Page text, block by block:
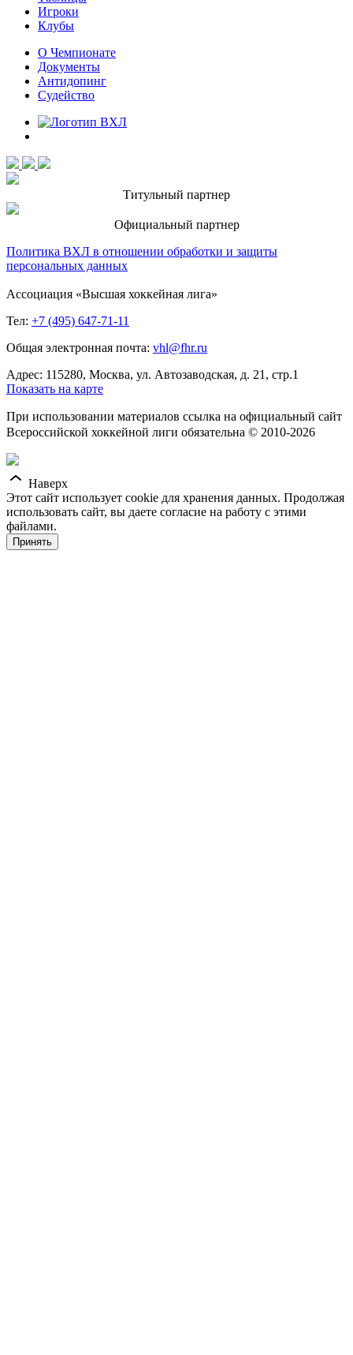
Игроки
Клубы
О Чемпионате
Документы
Антидопинг
Судейство
Титульный партнер
Официальный партнер
Политика ВХЛ в отношении обработки и защиты
персональных данных
Ассоциация «Высшая хоккейная лига»
Тел: +7 (495) 647-71-11
Общая электронная почта: vhl@fhr.ru
Адрес: 115280, Москва, ул. Автозаводская, д. 21, стр.1
Показать на карте
При использовании материалов ссылка на официальный сайт
Всероссийской хоккейной лиги обязательна © 2010-2026
Наверх
Этот сайт использует cookie для хранения данных. Продолжая
использовать сайт, вы даете согласие на работу с этими
файлами.
Принять